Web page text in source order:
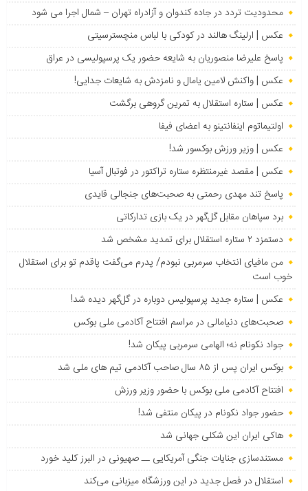
محدودیت تردد در جاده کندوان و آزادراه تهران – شمال اجرا می شود
عکس | ارلینگ هالند در کودکی با لباس منچسترسیتی
پاسخ علیرضا منصوریان به شایعه حضور یک پرسپولیسی در عراق
عکس | واکنش لامین یامال و نامزدش به شایعات جدایی!
عکس | ستاره استقلال به تمرین گروهی برگشت
اولتیماتوم اینفانتینو به اعضای فیفا
عکس | وزیر ورزش بوکسور شد!
عکس | مقصد غیرمنتظره ستاره تراکتور در فوتبال آسیا
پاسخ تند مهدی رحمتی به صحبت‌های جنجالی قایدی
برد سپاهان مقابل گل‌گهر در یک بازی تدارکاتی
دستمزد ۲ ستاره استقلال برای تمدید مشخص شد
من مافیای انتخاب سرمربی نبودم/ پدرم می‌گفت پاقدم تو برای استقلال
خوب است
عکس | ستاره جدید پرسپولیس دوباره در گل‌گهر دیده شد!
صحبت‌های دنیامالی در مراسم افتتاح آکادمی ملی بوکس
جواد نکونام نه؛ الهامی سرمربی پیکان شد!
بوکس ایران پس از ۸۵ سال صاحب آکادمی تیم های ملی شد
افتتاح آکادمی ملی بوکس با حضور وزیر ورزش
حضور جواد نکونام در پیکان منتفی شد!
هاکی ایران این شکلی جهانی شد
مستندسازی جنایات جنگی آمریکایی ــ صهیونی در البرز کلید خورد
استقلال در فصل جدید در این ورزشگاه میزبانی می‌کند